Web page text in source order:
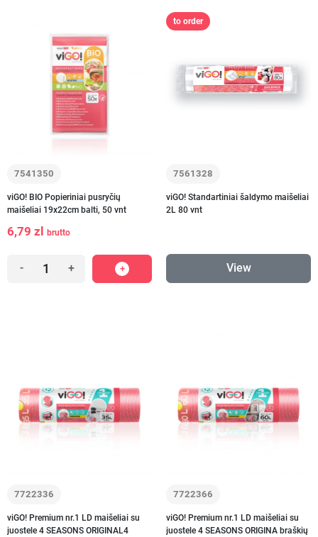
7541350
viGO! BIO Popieriniai pusryčių
maišeliai 19x22cm balti, 50 vnt
6,79 zl brutto
- +
to order
7561328
viGO! Standartiniai šaldymo maišeliai
2L 80 vnt
View
7722336
viGO! Premium nr.1 LD maišeliai su
juostele 4 SEASONS ORIGINAL4
7722366
viGO! Premium nr.1 LD maišeliai su
juostele 4 SEASONS ORIGINA braškių